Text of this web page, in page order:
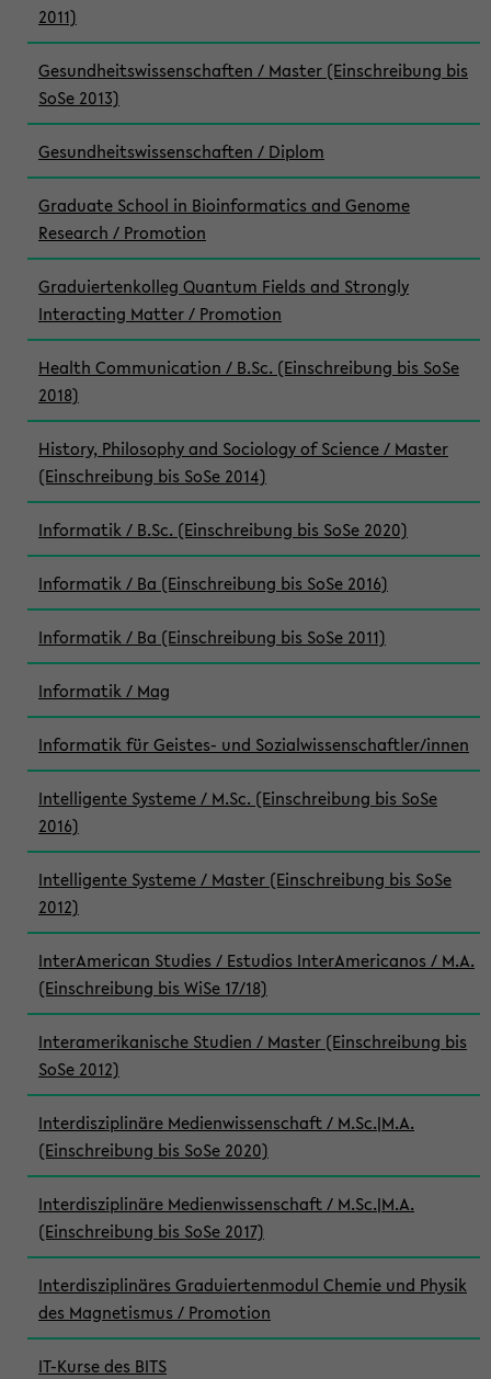
2011)
Gesundheitswissenschaften / Master (Einschreibung bis
SoSe 2013)
Gesundheitswissenschaften / Diplom
Graduate School in Bioinformatics and Genome
Research / Promotion
Graduiertenkolleg Quantum Fields and Strongly
Interacting Matter / Promotion
Health Communication / B.Sc. (Einschreibung bis SoSe
2018)
History, Philosophy and Sociology of Science / Master
(Einschreibung bis SoSe 2014)
Informatik / B.Sc. (Einschreibung bis SoSe 2020)
Informatik / Ba (Einschreibung bis SoSe 2016)
Informatik / Ba (Einschreibung bis SoSe 2011)
Informatik / Mag
Informatik für Geistes- und Sozialwissenschaftler/innen
Intelligente Systeme / M.Sc. (Einschreibung bis SoSe
2016)
Intelligente Systeme / Master (Einschreibung bis SoSe
2012)
InterAmerican Studies / Estudios InterAmericanos / M.A.
(Einschreibung bis WiSe 17/18)
Interamerikanische Studien / Master (Einschreibung bis
SoSe 2012)
Interdisziplinäre Medienwissenschaft / M.Sc.|M.A.
(Einschreibung bis SoSe 2020)
Interdisziplinäre Medienwissenschaft / M.Sc.|M.A.
(Einschreibung bis SoSe 2017)
Interdisziplinäres Graduiertenmodul Chemie und Physik
des Magnetismus / Promotion
IT-Kurse des BITS